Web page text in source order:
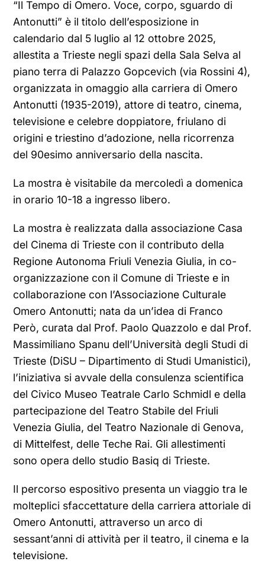
“Il Tempo di Omero. Voce, corpo, sguardo di
Antonutti” è il titolo dell’esposizione in
calendario dal 5 luglio al 12 ottobre 2025,
allestita a Trieste negli spazi della Sala Selva al
piano terra di Palazzo Gopcevich (via Rossini 4),
organizzata in omaggio alla carriera di Omero
Antonutti (1935-2019), attore di teatro, cinema,
televisione e celebre doppiatore, friulano di
origini e triestino d’adozione, nella ricorrenza
del 90esimo anniversario della nascita.
La mostra è visitabile da mercoledì a domenica
in orario 10-18 a ingresso libero.
La mostra è realizzata dalla associazione Casa
del Cinema di Trieste con il contributo della
Regione Autonoma Friuli Venezia Giulia, in co-
organizzazione con il Comune di Trieste e in
collaborazione con l’Associazione Culturale
Omero Antonutti; nata da un’idea di Franco
Però, curata dal Prof. Paolo Quazzolo e dal Prof.
Massimiliano Spanu dell’Università degli Studi di
Trieste (DiSU – Dipartimento di Studi Umanistici),
l’iniziativa si avvale della consulenza scientifica
del Civico Museo Teatrale Carlo Schmidl e della
partecipazione del Teatro Stabile del Friuli
Venezia Giulia, del Teatro Nazionale di Genova,
di Mittelfest, delle Teche Rai. Gli allestimenti
sono opera dello studio Basiq di Trieste.
Il percorso espositivo presenta un viaggio tra le
molteplici sfaccettature della carriera attoriale di
Omero Antonutti, attraverso un arco di
sessant’anni di attività per il teatro, il cinema e la
televisione.